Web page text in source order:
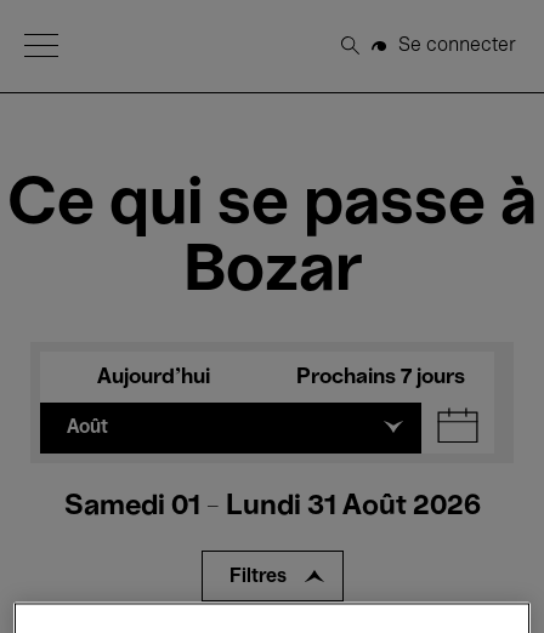
Open Menu
Rechercher
Se connecter
Ce qui se passe à
Bozar
Aujourd'hui Prochains 7 jours
Août
Samedi 01 - Lundi 31 Août 2026
Filtres